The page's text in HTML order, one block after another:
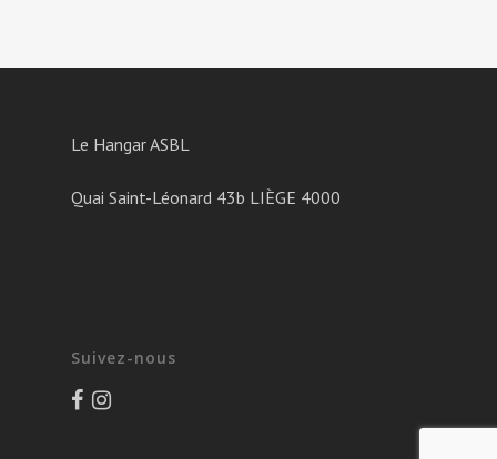
Le Hangar ASBL
Quai Saint-Léonard 43b LIÈGE 4000
Suivez-nous